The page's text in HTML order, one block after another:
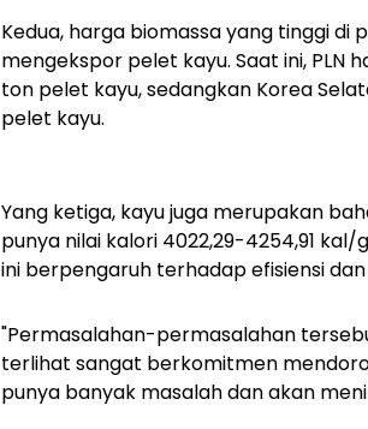
Kedua, harga biomassa yang tinggi
mengekspor pelet kayu. Saat ini,
ton pelet kayu, sedangkan Korea
pelet kayu.
Yang ketiga, kayu juga merupakan
punya nilai kalori 4022,29-4254,91
ini berpengaruh terhadap efisiensi
"Permasalahan-permasalahan
terlihat sangat berkomitmen
punya banyak masalah dan akan